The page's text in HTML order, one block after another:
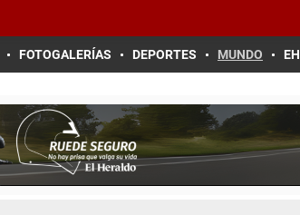
FOTOGALERÍAS DEPORTES MUNDO